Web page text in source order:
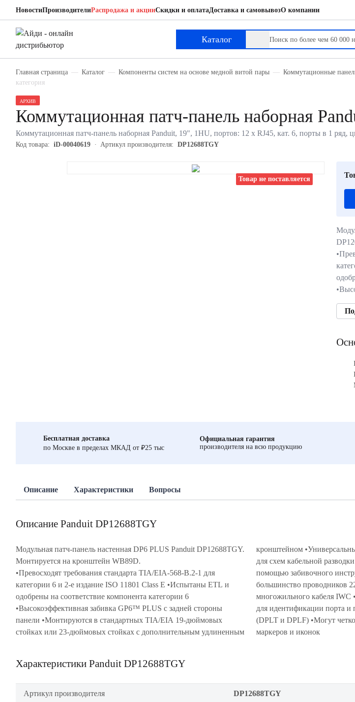
НовостиПроизводителиРаспродажа и акцииСкидки и оплатаДоставка и самовывозО компании
Каталог
Главная страница Каталог Компоненты систем на основе медной витой пары Коммутационные
категория
Товар не поставляется
АРХИВ
Коммутационная патч-панель наборная
Коммутационная патч-панель наборная Panduit, 19", 1HU, портов: 12 х RJ45, кат. 6, порты в 1 ряд,
Код товара: iD-00040619 Артикул производителя: DP12688TGY
Бесплатная доставка
по Москве в пределах МКАД от ₽25 тыс
Официальная гарантия
производителя на всю продукцию
Описание Характеристики Вопросы
Описание Panduit DP12688TGY
Модульная патч-панель настенная DP6 PLUS Panduit DP12688TGY.
Монтируется на кронштейн WB89D.
•Превосходят требования стандарта TIA/EIA-568-B.2-1 для
категории 6 и 2-е издание ISO 11801 Class E •Испытаны ETL и
одобрены на соответствие компонента категории 6
•Высокоэффективная забивка GP6™ PLUS с задней стороны
панели •Монтируются в стандартных TIA/EIA 19-дюймовых
стойках или 23-дюймовых стойках с дополнительным удлиненным
кронштейном •Универсальный маркер имеет цветную маркировку
для схем кабельной разводки T568A и
помощью забивочного инструмента GPST •Заделывают
большинство проводников 22-26 AWG одножильного или
многожильного кабеля IWC •Имеют места для записи информации
для идентификации порта и панели с дополнительными крышками
(DPLT и DPLF) •Могут четко идентифицироваться с помощью
маркеров и иконок
Характеристики Panduit DP12688TGY
Артикул производителя DP12688TGY
Panduit DP12688TGY
Коммутационная патч-панель наборная